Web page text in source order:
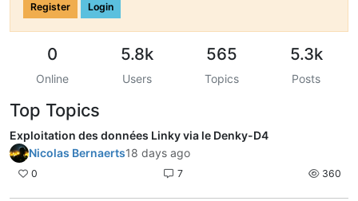
Register Login
0
Online
5.8k
Users
565
Topics
5.3k
Posts
Top Topics
Exploitation des données Linky via le Denky-D4
Nicolas Bernaerts18 days ago
0 7 360